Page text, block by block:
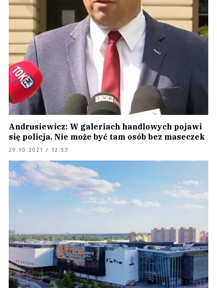
Andrusiewicz: W galeriach handlowych pojawi
się policja. Nie może być tam osób bez maseczek
29.10.2021 / 12:53